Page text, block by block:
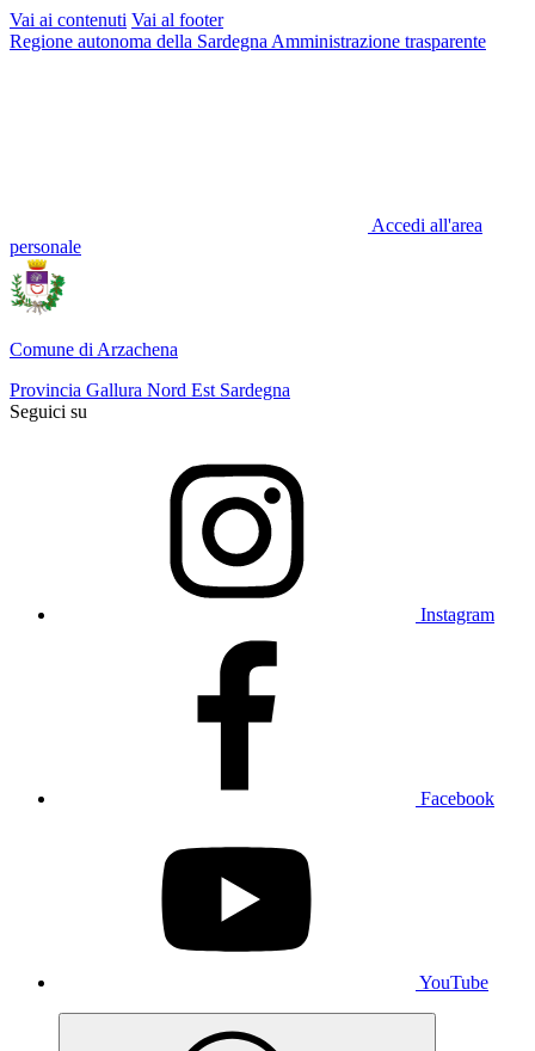
Vai ai contenuti Vai al footer
Regione autonoma della Sardegna Amministrazione trasparente
Accedi all'area
personale
Comune di Arzachena
Provincia Gallura Nord Est Sardegna
Seguici su
Instagram
Facebook
YouTube